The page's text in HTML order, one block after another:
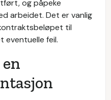
og påpeke
arbeidet. Det er vanlig
til
eventuelle feil.